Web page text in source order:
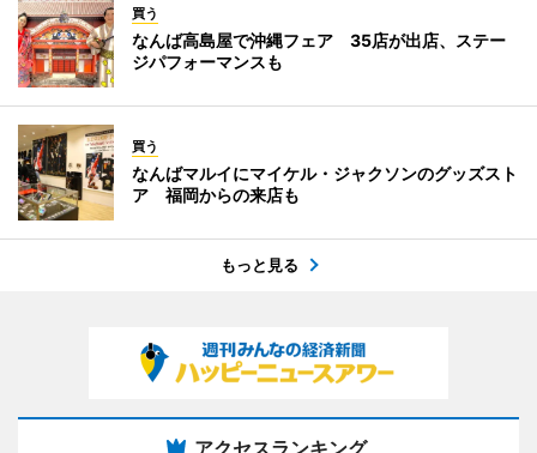
買う
なんば高島屋で沖縄フェア 35店が出店、ステー
ジパフォーマンスも
買う
なんばマルイにマイケル・ジャクソンのグッズスト
ア 福岡からの来店も
もっと見る
アクセスランキング